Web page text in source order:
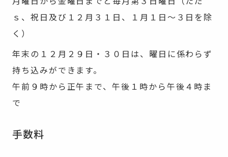
ｓ、祝日及び１２月３１日、１月１日～３日を除
く）
年末の１２月２９日・３０日は、曜日に係わらず
持ち込みができます。
午前９時から正午まで、午後１時から午後４時ま
で
手数料